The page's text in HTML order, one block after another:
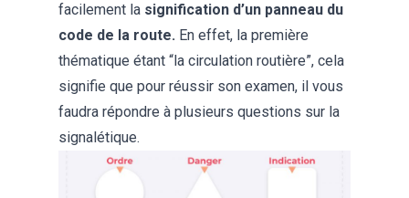
facilement la signification d’un panneau du
code de la route. En effet, la première
thématique étant “la circulation routière”, cela
signifie que pour réussir son examen, il vous
faudra répondre à plusieurs questions sur la
signalétique.